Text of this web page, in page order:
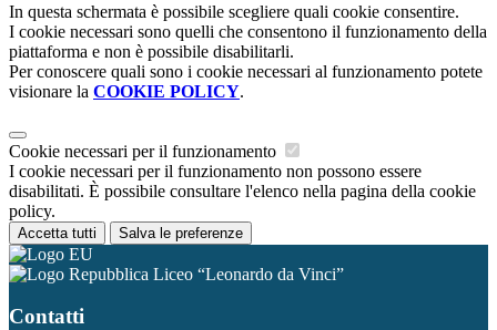
In questa schermata è possibile scegliere quali cookie consentire.
I cookie necessari sono quelli che consentono il funzionamento della
piattaforma e non è possibile disabilitarli.
Per conoscere quali sono i cookie necessari al funzionamento potete
visionare la COOKIE POLICY.
Cookie necessari per il funzionamento
I cookie necessari per il funzionamento non possono essere
disabilitati. È possibile consultare l'elenco nella pagina della cookie
policy.
Accetta tutti Salva le preferenze
Liceo “Leonardo da Vinci”
Contatti